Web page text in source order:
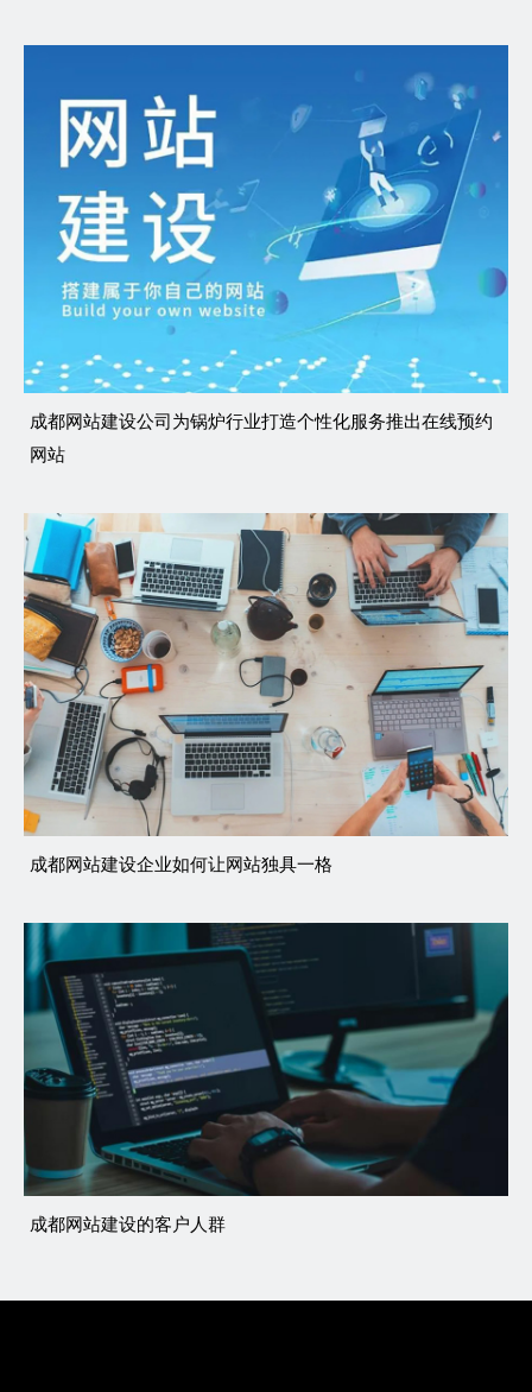
成都网站建设公司为锅炉行业打造个性化服务推出在线预约
网站
成都网站建设企业如何让网站独具一格
成都网站建设的客户人群